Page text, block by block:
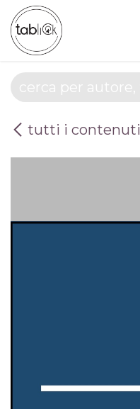
Passa al contenuto
tutti i contenuti